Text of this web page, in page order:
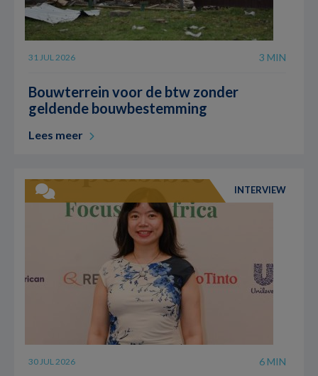
31 JUL 2026 3 MIN
Bouwterrein voor de btw zonder
geldende bouwbestemming
Lees meer
INTERVIEW
30 JUL 2026 6 MIN